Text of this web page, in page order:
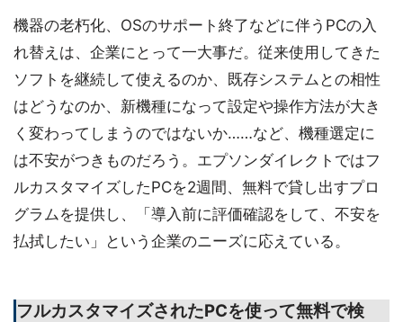
機器の老朽化、OSのサポート終了などに伴うPCの入
れ替えは、企業にとって一大事だ。従来使用してきた
ソフトを継続して使えるのか、既存システムとの相性
はどうなのか、新機種になって設定や操作方法が大き
く変わってしまうのではないか……など、機種選定に
は不安がつきものだろう。エプソンダイレクトではフ
ルカスタマイズしたPCを2週間、無料で貸し出すプロ
グラムを提供し、「導入前に評価確認をして、不安を
払拭したい」という企業のニーズに応えている。
フルカスタマイズされたPCを使って無料で検